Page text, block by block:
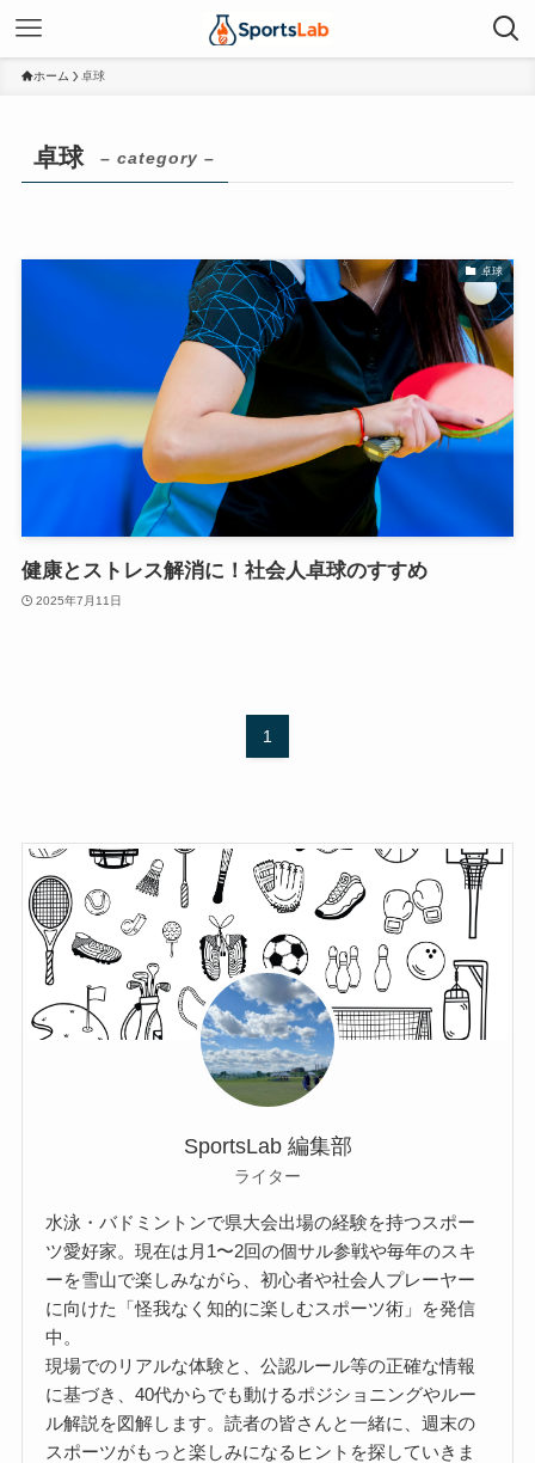
ホーム 卓球
卓球 – category –
卓球
健康とストレス解消に！社会人卓球のすすめ
2025年7月11日
1
SportsLab 編集部
ライター
水泳・バドミントンで県大会出場の経験を持つスポー
ツ愛好家。現在は月1〜2回の個サル参戦や毎年のスキ
ーを雪山で楽しみながら、初心者や社会人プレーヤー
に向けた「怪我なく知的に楽しむスポーツ術」を発信
中。
現場でのリアルな体験と、公認ルール等の正確な情報
に基づき、40代からでも動けるポジショニングやルー
ル解説を図解します。読者の皆さんと一緒に、週末の
スポーツがもっと楽しみになるヒントを探していきま